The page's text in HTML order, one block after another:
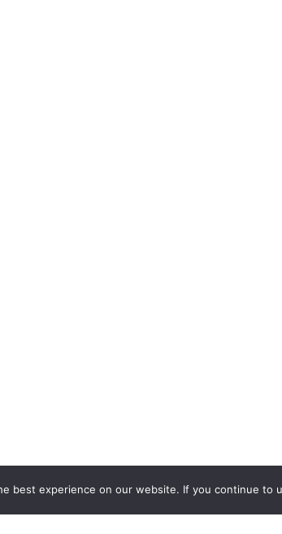
best experience on our website. If you continue to